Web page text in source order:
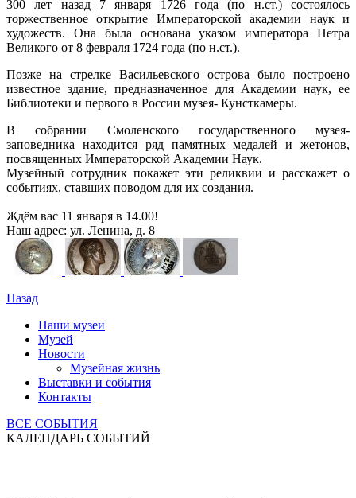
300 лет назад 7 января 1726 года (по н.ст.) состоялось
торжественное открытие Императорской академии наук и
художеств. Она была основана указом императора Петра
Великого от 8 февраля 1724 года (по н.ст.).
Позже на стрелке Васильевского острова было построено
известное здание, предназначенное для Академии наук, ее
Библиотеки и первого в России музея- Кунсткамеры.
В собрании Смоленского государственного музея-
заповедника находится ряд памятных медалей и жетонов,
посвященных Императорской Академии Наук.
Музейный сотрудник покажет эти реликвии и расскажет о
событиях, ставших поводом для их создания.
Ждём вас 11 января в 14.00!
Наш адрес: ул. Ленина, д. 8
Назад
Наши музеи
Музей
Новости
Музейная жизнь
Выставки и события
Контакты
ВСЕ СОБЫТИЯ
КАЛЕНДАРЬ СОБЫТИЙ